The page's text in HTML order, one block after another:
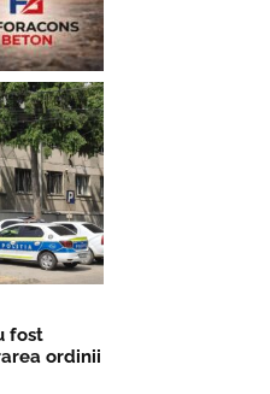
fost
ordinii